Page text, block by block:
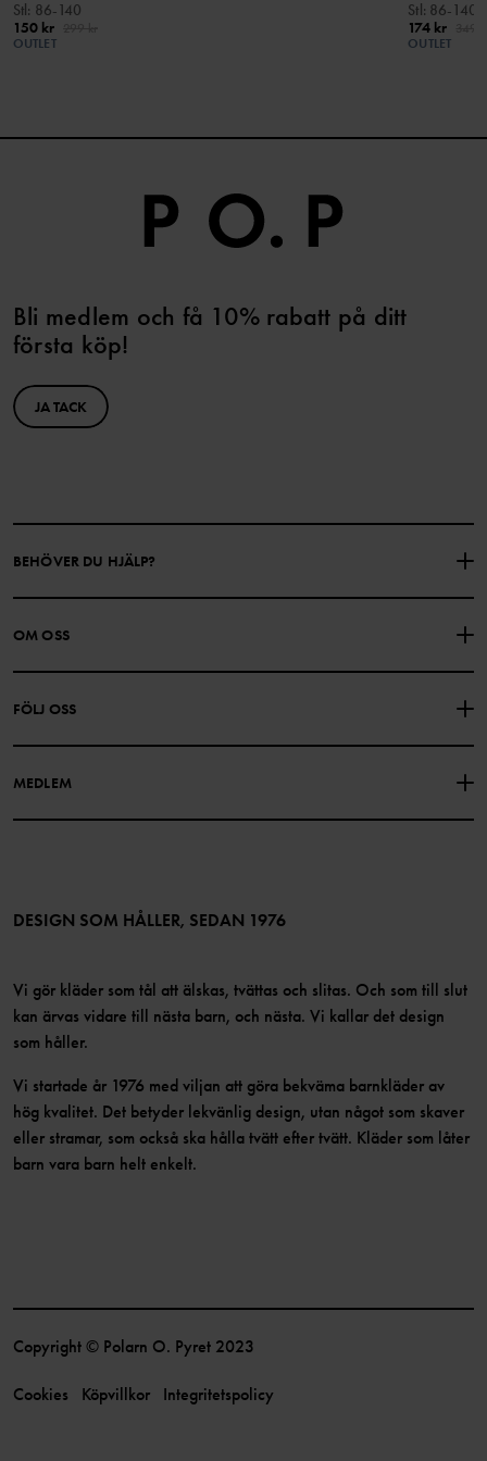
Stl : 86-140
150 kr
OUTLET
Stl : 86-140
174 kr
OUTLET
Bli medlem och få 10% rabatt på ditt
första köp!
JA TACK
BEHÖVER DU HJÄLP?
KONTAKTA OSS
PRESENTKORTSALDO KÖPVILLKOR
INTEGRITETSPOLICY
OM OSS
FÖLJ OSS
MEDLEM
Bli medlem
DESIGN SOM HÅLLER, SEDAN 1976
Vi gör kläder som tål att älskas, tvättas och slitas. Och som till slut
kan ärvas vidare till nästa barn, och nästa. Vi kallar det design
som håller.
Vi startade år 1976 med viljan att göra bekväma barnkläder av
hög kvalitet. Det betyder lekvänlig design, utan något som skaver
eller stramar, som också ska hålla tvätt efter tvätt. Kläder som låter
barn vara barn helt enkelt.
Copyright © Polarn O. Pyret 2023
Cookies Köpvillkor Integritetspolicy